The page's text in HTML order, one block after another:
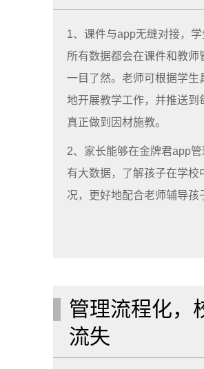
1、课件与app无缝对接，
所有数据都会在课件和教师
一目了然。老师可根据学生
地开展教学工作，并推送到
真正做到因材施教。
2、家长能够在金牌君app
有大数据，了解孩子在学校
况，更好地配合老师辅导孩
管理流程化，
流失